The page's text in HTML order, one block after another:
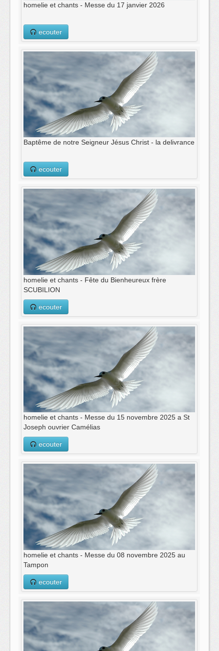
homelie et chants - Messe du 17 janvier 2026
ecouter
Baptême de notre Seigneur Jésus Christ - la delivrance
ecouter
homelie et chants - Fête du Bienheureux frère
SCUBILION
ecouter
homelie et chants - Messe du 15 novembre 2025 a St
Joseph ouvrier Camélias
ecouter
homelie et chants - Messe du 08 novembre 2025 au
Tampon
ecouter